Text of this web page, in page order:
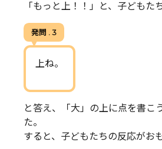
「もっと上！！」と、子どもた
発問 . 3
上ね。
と答え、「大」の上に点を書こ
た。
すると、子どもたちの反応がお